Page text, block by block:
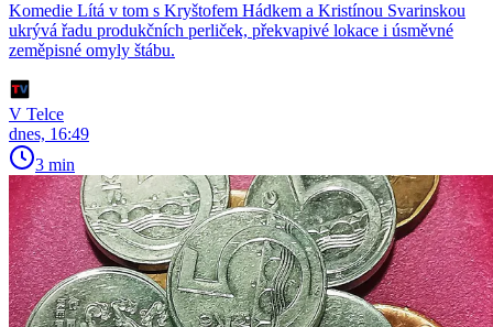
Komedie Lítá v tom s Kryštofem Hádkem a Kristínou Svarinskou
ukrývá řadu produkčních perliček, překvapivé lokace i úsměvné
zeměpisné omyly štábu.
V Telce
dnes, 16:49
3 min